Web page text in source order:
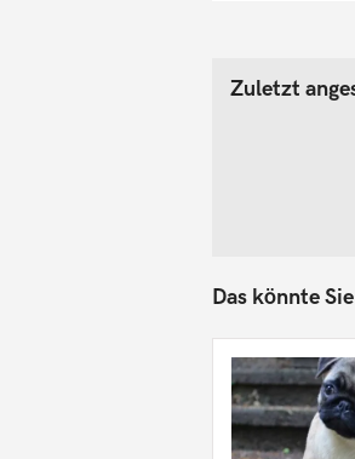
Zuletzt
Das könnte